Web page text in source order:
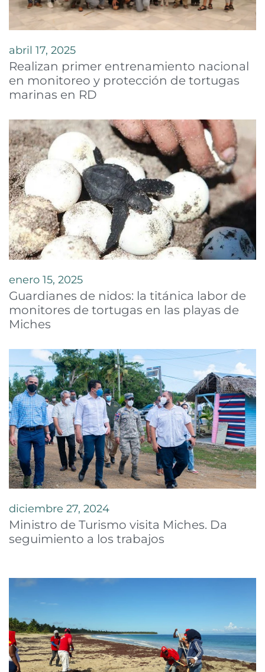
abril 17, 2025
Realizan primer entrenamiento nacional
en monitoreo y protección de tortugas
marinas en RD
enero 15, 2025
Guardianes de nidos: la titánica labor de
monitores de tortugas en las playas de
Miches
diciembre 27, 2024
Ministro de Turismo visita Miches. Da
seguimiento a los trabajos